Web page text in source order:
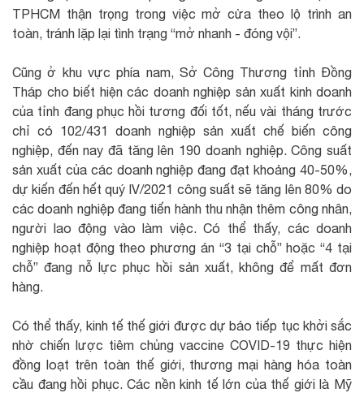
TPHCM thận trọng trong việc mở cửa theo lộ trình an
toàn, tránh lặp lại tình trạng “mở nhanh - đóng vội”.
Cũng ở khu vực phía nam, Sở Công Thương tỉnh Đồng
Tháp cho biết hiện các doanh nghiệp sản xuất kinh doanh
của tỉnh đang phục hồi tương đối tốt, nếu vài tháng trước
chỉ có 102/431 doanh nghiệp sản xuất chế biến công
nghiệp, đến nay đã tăng lên 190 doanh nghiệp. Công suất
sản xuất của các doanh nghiệp đang đạt khoảng 40-50%,
dự kiến đến hết quý IV/2021 công suất sẽ tăng lên 80% do
các doanh nghiệp đang tiến hành thu nhận thêm công nhân,
người lao động vào làm việc. Có thể thấy, các doanh
nghiệp hoạt động theo phương án “3 tại chỗ” hoặc “4 tại
chỗ” đang nỗ lực phục hồi sản xuất, không để mất đơn
hàng.
Có thể thấy, kinh tế thế giới được dự báo tiếp tục khởi sắc
nhờ chiến lược tiêm chủng vaccine COVID-19 thực hiện
đồng loạt trên toàn thế giới, thương mại hàng hóa toàn
cầu đang hồi phục. Các nền kinh tế lớn của thế giới là Mỹ